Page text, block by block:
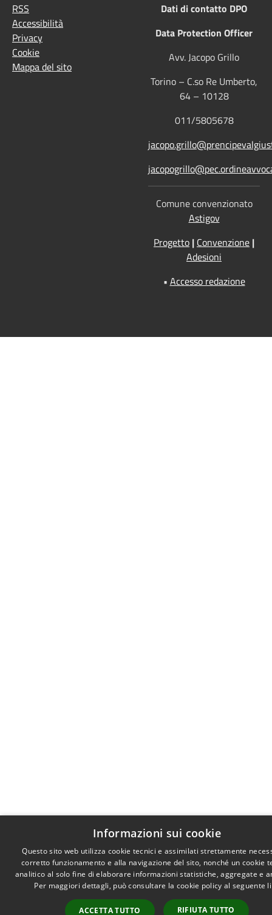
RSS
Accessibilità
Privacy
Cookie
Mappa del sito
Dati di contatto DPO
Data Protection Officer
Avv. Jacopo Grillo
Torino – C.so Re Umberto,
64 – 10128
011/5805678
Comune convenzionato
Astigov
Progetto | Convenzione |
Adesioni
• Accesso redazione
Informazioni sui cookie
Questo sito web utilizza cookie tecnici e assimilati strettamente
corretto funzionamento e alla navigazione del sito, nonché un cookie
analitico al solo fine di elaborare informazioni statistiche, aggregate e
Per maggiori dettagli, può consultare la cookie policy al seguente
ACCETTA TUTTO RIFIUTA TUTTO